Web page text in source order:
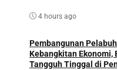
4 hours ago
Pembangunan
Kebangkitan Ekonomi,
Tangguh Tinggal di